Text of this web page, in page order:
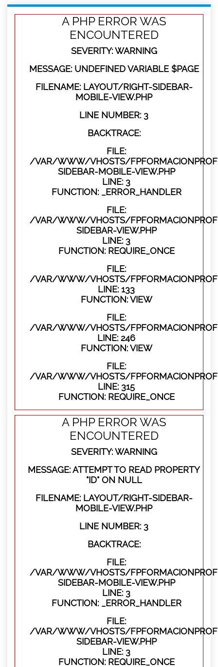
A PHP ERROR WAS
ENCOUNTERED
SEVERITY: WARNING
MESSAGE: UNDEFINED VARIABLE $PAGE
FILENAME: LAYOUT/RIGHT-SIDEBAR-
MOBILE-VIEW.PHP
LINE NUMBER: 3
BACKTRACE:
FILE:
/VAR/WWW/VHOSTS/
SIDEBAR-MOBILE-VIEW.PHP
LINE: 3
FUNCTION: _ERROR_HANDLER
FILE:
/VAR/WWW/VHOSTS/
SIDEBAR-VIEW.PHP
LINE: 3
FUNCTION: REQUIRE_ONCE
FILE:
/VAR/WWW/VHOSTS/
LINE: 133
FUNCTION: VIEW
FILE:
/VAR/WWW/VHOSTS/
LINE: 246
FUNCTION: VIEW
FILE:
/VAR/WWW/VHOSTS/
LINE: 315
FUNCTION: REQUIRE_ONCE
A PHP ERROR WAS
ENCOUNTERED
SEVERITY: WARNING
MESSAGE: ATTEMPT TO READ PROPERTY
"ID" ON NULL
FILENAME: LAYOUT/RIGHT-SIDEBAR-
MOBILE-VIEW.PHP
LINE NUMBER: 3
BACKTRACE:
FILE:
/VAR/WWW/VHOSTS/
SIDEBAR-MOBILE-VIEW.PHP
LINE: 3
FUNCTION: _ERROR_HANDLER
FILE:
/VAR/WWW/VHOSTS/
SIDEBAR-VIEW.PHP
LINE: 3
FUNCTION: REQUIRE_ONCE